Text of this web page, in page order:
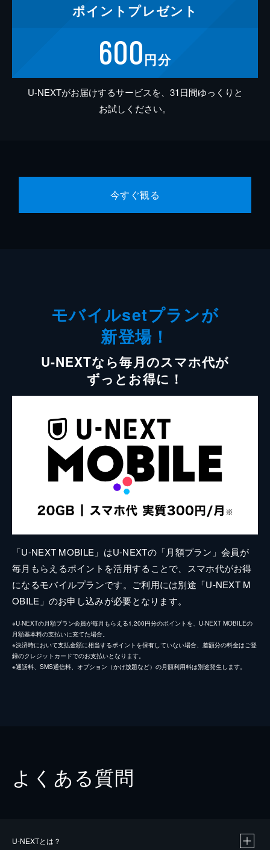
ポイント プレゼント
600円分
U-NEXTがお届けするサービスを、31日間ゆっくりと
お試しください。
今すぐ観る
モバイルsetプランが
新登場！
U-NEXTなら毎月のスマホ代が
ずっとお得に！
「U-NEXT MOBILE」はU-NEXTの「月額プラン」会員が
毎月もらえるポイントを活用することで、スマホ代がお得
になるモバイルプランです。ご利用には別途「U-NEXT M
OBILE」のお申し込みが必要となります。
※U-NEXTの月額プラン会員が毎月もらえる1,200円分のポイントを、U-NEXT MOBILEの
月額基本料の支払いに充てた場合。
※決済時において支払金額に相当するポイントを保有していない場合、差額分の料金はご登
録のクレジットカードでのお支払いとなります。
※通話料、SMS通信料、オプション（かけ放題など）の月額利用料は別途発生します。
よくある質問
U-NEXTとは？